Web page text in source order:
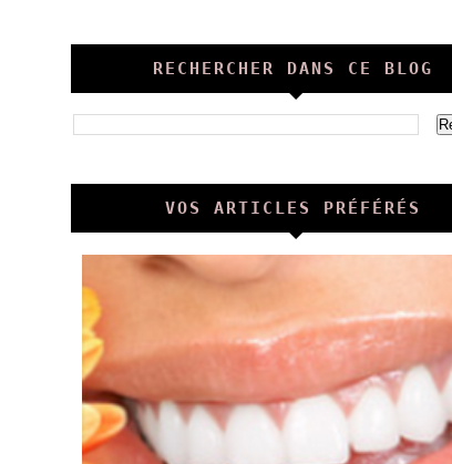
RECHERCHER DANS CE BLOG
VOS ARTICLES PRÉFÉRÉS